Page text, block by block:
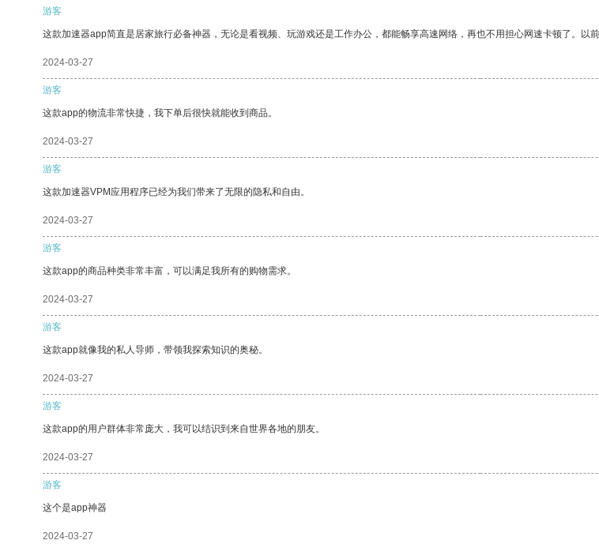
游客
这款加速器app简直是居家旅行必备神器，无论是看视频、玩游戏还是工作办公，都能畅享高速网络，再也不用担心网速卡顿了。以
2024-03-27
游客
这款app的物流非常快捷，我下单后很快就能收到商品。
2024-03-27
游客
这款加速器VPM应用程序已经为我们带来了无限的隐私和自由。
2024-03-27
游客
这款app的商品种类非常丰富，可以满足我所有的购物需求。
2024-03-27
游客
这款app就像我的私人导师，带领我探索知识的奥秘。
2024-03-27
游客
这款app的用户群体非常庞大，我可以结识到来自世界各地的朋友。
2024-03-27
游客
这个是app神器
2024-03-27